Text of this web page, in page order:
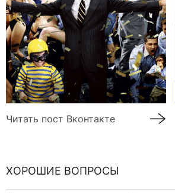
Читать пост Вконтакте
ХОРОШИЕ ВОПРОСЫ